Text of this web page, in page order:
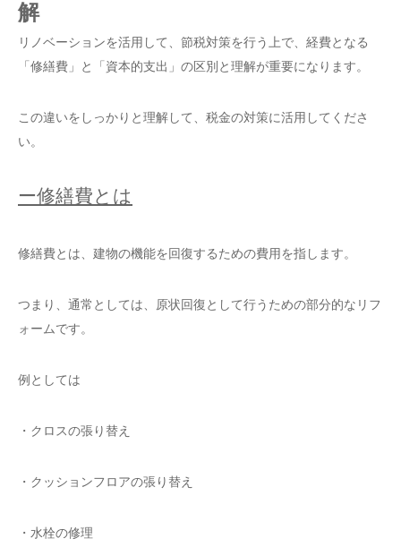
解
リノベーションを活用して、節税対策を行う上で、経費となる
「修繕費」と「資本的支出」の区別と理解が重要になります。
この違いをしっかりと理解して、税金の対策に活用してくださ
い。
ー修繕費とは
修繕費とは、建物の機能を回復するための費用を指します。
つまり、通常としては、原状回復として行うための部分的なリフ
ォームです。
例としては
・クロスの張り替え
・クッションフロアの張り替え
・水栓の修理